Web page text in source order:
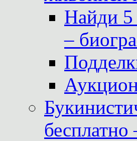
Найди 5
–
бесплатно